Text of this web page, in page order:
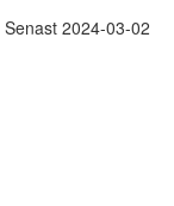
Senast 2024-03-02